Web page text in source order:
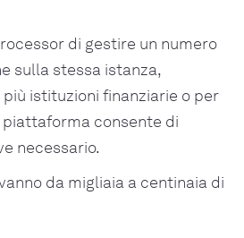
di gestire un numero
sulla stessa istanza,
istituzioni finanziarie o per
consente di
necessario.
da migliaia a centinaia di